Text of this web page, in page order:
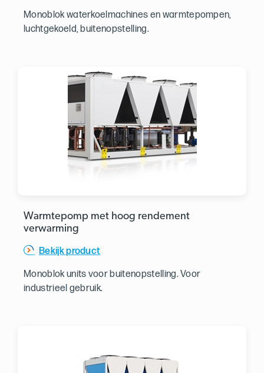
Monoblok waterkoelmachines en warmtepompen,
luchtgekoeld, buitenopstelling.
Warmtepomp met hoog rendement
verwarming
Bekijk product
Monoblok units voor buitenopstelling. Voor
industrieel gebruik.